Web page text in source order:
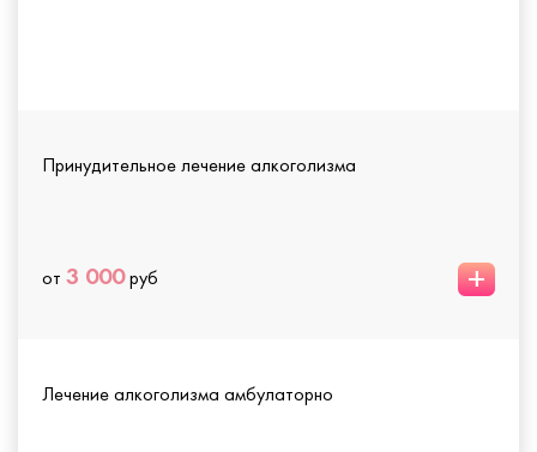
Принудительное лечение алкоголизма
от 3 000руб +
Лечение алкоголизма амбулаторно